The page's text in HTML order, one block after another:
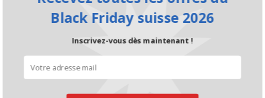
également les catégories supermarchés et drogueries, et
une autre consacrée à la famille et au bébé.
Chez Brack, vous trouverez tout ce dont vous aurez besoin
Black Friday suisse 2026
Inscrivez-vous dès maintenant !